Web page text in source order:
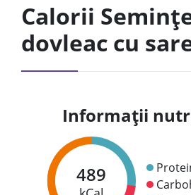
Calorii
dovleac cu
Informații
489